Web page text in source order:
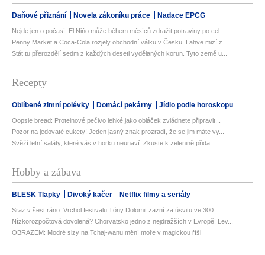
Daňové přiznání Novela zákoníku práce Nadace EPCG
Nejde jen o počasí. El Niňo může během měsíců zdražit potraviny po cel...
Penny Market a Coca-Cola rozjely obchodní válku v Česku. Lahve mizí z ...
Stát tu přerozdělí sedm z každých deseti vydělaných korun. Tyto země u...
Recepty
Oblíbené zimní polévky Domácí pekárny Jídlo podle horoskopu
Oopsie bread: Proteinové pečivo lehké jako obláček zvládnete připravit...
Pozor na jedovaté cukety! Jeden jasný znak prozradí, že se jim máte vy...
Svěží letní saláty, které vás v horku neunaví: Zkuste k zelenině přida...
Hobby a zábava
BLESK Tlapky Divoký kačer Netflix filmy a seriály
Sraz v šest ráno. Vrchol festivalu Tóny Dolomit zazní za úsvitu ve 300...
Nízkorozpočtová dovolená? Chorvatsko jedno z nejdražších v Evropě! Lev...
OBRAZEM: Modré slzy na Tchaj-wanu mění moře v magickou říši